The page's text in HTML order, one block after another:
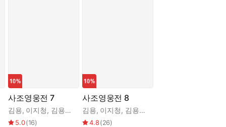
사조영웅전 7
김용, 이지청, 김용소설번역연구회
5.0(16)
사조영웅전 8
김용, 이지청, 김용소설번역연구회
4.8(26)